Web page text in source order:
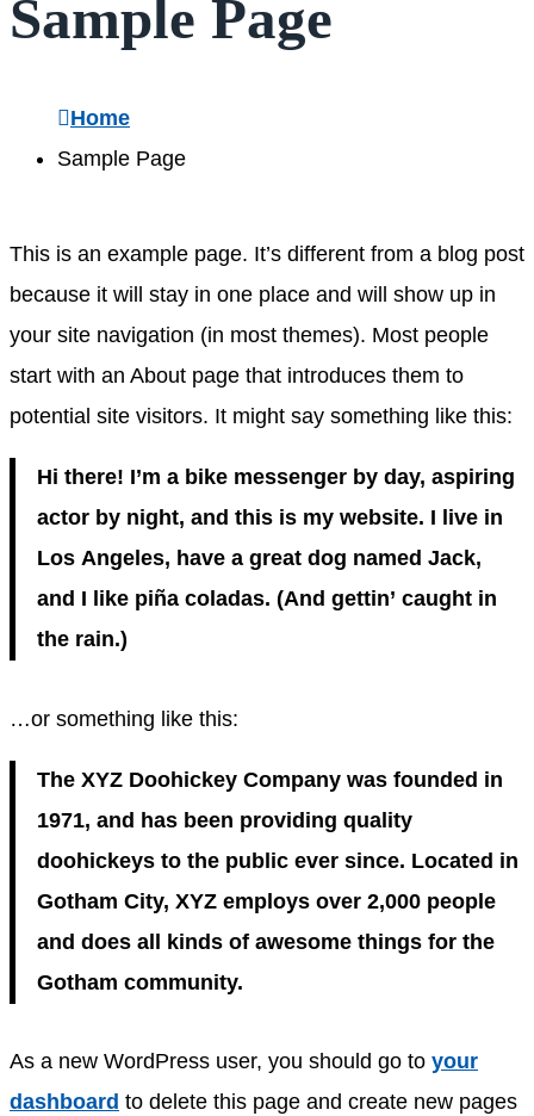
Sample Page
Home
Sample Page
This is an example page. It’s different from a blog post
because it will stay in one place and will show up in
your site navigation (in most themes). Most people
start with an About page that introduces them to
potential site visitors. It might say something like this:
Hi there! I’m a bike messenger by day, aspiring
actor by night, and this is my website. I live in
Los Angeles, have a great dog named Jack,
and I like piña coladas. (And gettin’ caught in
the rain.)
…or something like this:
The XYZ Doohickey Company was founded in
1971, and has been providing quality
doohickeys to the public ever since. Located in
Gotham City, XYZ employs over 2,000 people
and does all kinds of awesome things for the
Gotham community.
As a new WordPress user, you should go to your
dashboard to delete this page and create new pages